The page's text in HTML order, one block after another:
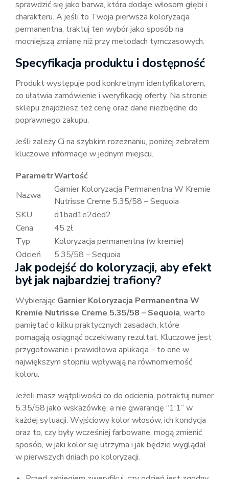
sprawdzić się jako barwa, która dodaje włosom głębi i
charakteru. A jeśli to Twoja pierwsza koloryzacja
permanentna, traktuj ten wybór jako sposób na
mocniejszą zmianę niż przy metodach tymczasowych.
Specyfikacja produktu i dostępność
Produkt występuje pod konkretnym identyfikatorem,
co ułatwia zamówienie i weryfikację oferty. Na stronie
sklepu znajdziesz też cenę oraz dane niezbędne do
poprawnego zakupu.
Jeśli zależy Ci na szybkim rozeznaniu, poniżej zebrałem
kluczowe informacje w jednym miejscu.
ParametrWartość
Nazwa
Garnier Koloryzacja Permanentna W Kremie
Nutrisse Creme 5.35/58 – Sequoia
SKU
d1bad1e2ded2
Cena
45 zł
Typ
Koloryzacja permanentna (w kremie)
Odcień
5.35/58 – Sequoia
Jak podejść do koloryzacji, aby efekt
był jak najbardziej trafiony?
Wybierając Garnier Koloryzacja Permanentna W
Kremie Nutrisse Creme 5.35/58 – Sequoia, warto
pamiętać o kilku praktycznych zasadach, które
pomagają osiągnąć oczekiwany rezultat. Kluczowe jest
przygotowanie i prawidłowa aplikacja – to one w
największym stopniu wpływają na równomierność
koloru.
Jeżeli masz wątpliwości co do odcienia, potraktuj numer
5.35/58 jako wskazówkę, a nie gwarancję “1:1” w
każdej sytuacji. Wyjściowy kolor włosów, ich kondycja
oraz to, czy były wcześniej farbowane, mogą zmienić
sposób, w jaki kolor się utrzyma i jak będzie wyglądał
w pierwszych dniach po koloryzacji.